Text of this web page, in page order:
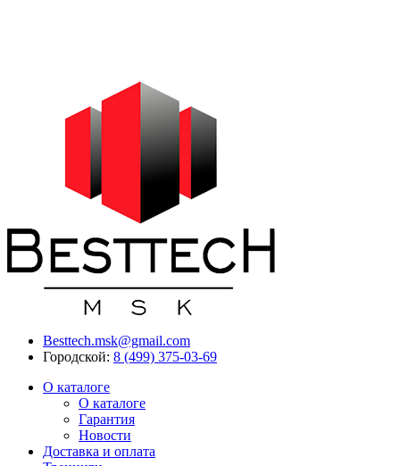
Besttech.msk@gmail.com
Городской: 8 (499) 375-03-69
О каталоге
О каталоге
Гарантия
Новости
Доставка и оплата